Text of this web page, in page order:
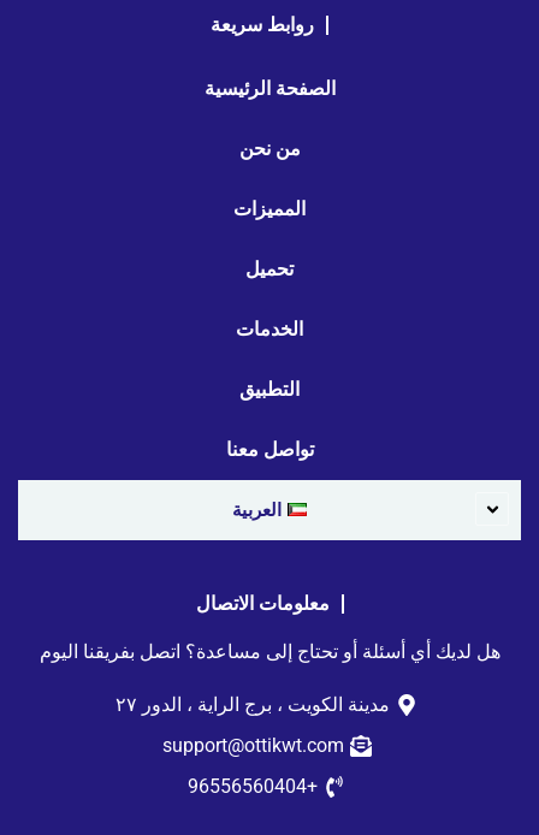
روابط سريعة
الصفحة الرئيسية
من نحن
المميزات
تحميل
الخدمات
التطبيق
تواصل معنا
العربية
معلومات الاتصال
هل لديك أي أسئلة أو تحتاج إلى مساعدة؟ اتصل بفريقنا اليوم
مدينة الكويت ، برج الراية ، الدور ٢٧
support@ottikwt.com
+96556560404